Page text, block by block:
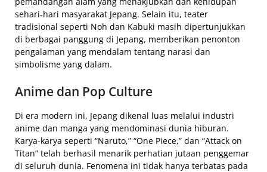
sehari-hari masyarakat Jepang. Selain itu, teater
tradisional seperti Noh dan Kabuki masih dipertunjukkan
di berbagai panggung di Jepang, memberikan penonton
pengalaman yang mendalam tentang narasi dan
simbolisme yang dalam.
Anime dan Pop Culture
Di era modern ini, Jepang dikenal luas melalui industri
anime dan manga yang mendominasi dunia hiburan.
Karya-karya seperti “Naruto,” “One Piece,” dan “Attack on
Titan” telah berhasil menarik perhatian jutaan penggemar
di seluruh dunia. Fenomena ini tidak hanya terbatas pada